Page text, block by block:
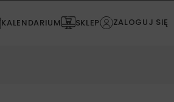
KALENDARIUM SKLEP ZALOGUJ SIĘ